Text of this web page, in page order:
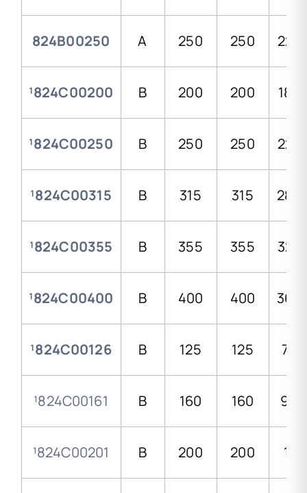
824B00250 A 250 250
¹824C00200 B 200 200
¹824C00250 B 250 250
¹824C00315 B 315 315
¹824C00355 B 355 355
¹824C00400 B 400 400
¹824C00126 B 125 125
¹824C00161 B 160 160
¹824C00201 B 200 200 11,9